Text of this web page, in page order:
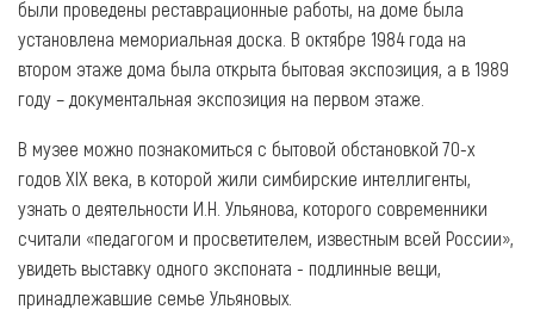
были проведены реставрационные работы, на доме была
установлена мемориальная доска. В октябре 1984 года на
втором этаже дома была открыта бытовая экспозиция, а в 1989
году – документальная экспозиция на первом этаже.
В музее можно познакомиться с бытовой обстановкой 70-х
годов XIX века, в которой жили симбирские интеллигенты,
узнать о деятельности И.Н. Ульянова, которого современники
считали «педагогом и просветителем, известным всей России»,
увидеть выставку одного экспоната - подлинные вещи,
принадлежавшие семье Ульяновых.